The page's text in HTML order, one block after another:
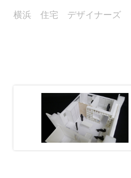
横浜 住宅 デザイナー